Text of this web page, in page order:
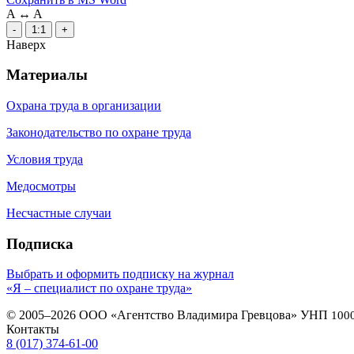
A ↔ A
- 1:1 +
Наверх
Материалы
Охрана труда в организации
Законодательство по охране труда
Условия труда
Медосмотры
Несчастные случаи
Подписка
Выбрать и оформить подписку на журнал
«Я – специалист по охране труда»
© 2005–2026 ООО «Агентство Владимира Гревцова» УНП
Контакты
8 (017) 374-61-00